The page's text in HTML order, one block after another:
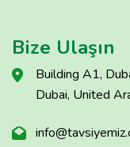
Bize Ulaşın
Building A1,
Dubai, United